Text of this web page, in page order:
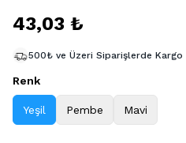
43,03 ₺
500₺ ve Üzeri Siparişlerde Kargo
Renk
Yeşil Pembe Mavi